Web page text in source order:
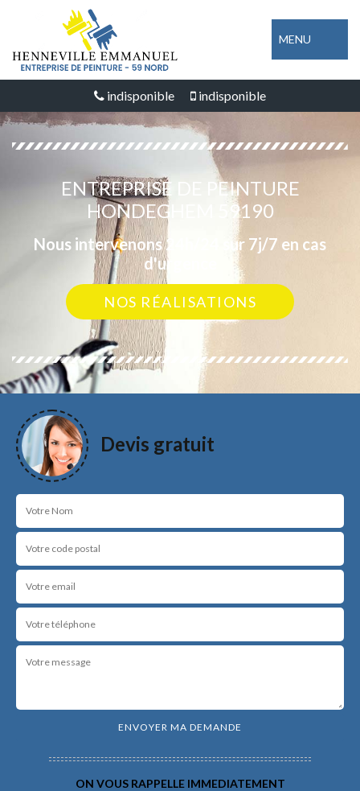
MENU
indisponible indisponible
ENTREPRISE DE PEINTURE
HONDEGHEM 59190
Nous intervenons 24h/24 sur 7j/7 en cas
d'urgence
NOS RÉALISATIONS
Devis gratuit
ON VOUS RAPPELLE IMMEDIATEMENT